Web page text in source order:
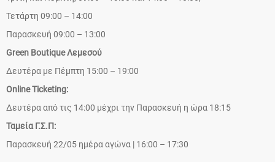
Τετάρτη 09:00 – 14:00
Παρασκευή 09:00 – 13:00
Green Boutique Λεμεσού
Δευτέρα με Πέμπτη 15:00 – 19:00
Online Ticketing:
Δευτέρα από τις 14:00 μέχρι την Παρασκευή η ώρα 18:15
Ταμεία Γ.Σ.Π:
Παρασκευή 22/05 ημέρα αγώνα | 16:00 – 17:30